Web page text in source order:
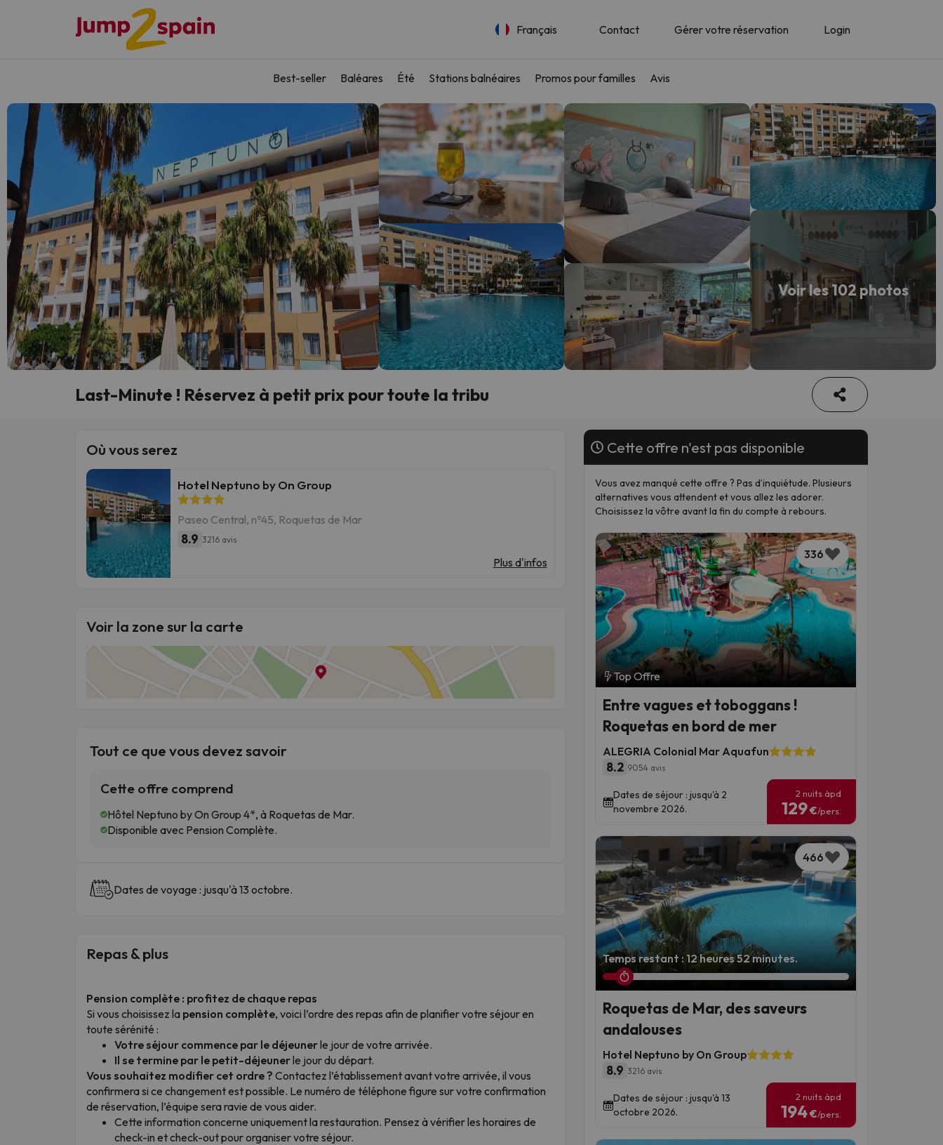
Français Contact Gérer votre réservation Login
Best-seller Baléares Été Stations balnéaires Promos pour familles Avis
Voir les 102 photos
Last-Minute ! Réservez à petit prix pour toute la tribu
Où vous serez
Hotel Neptuno by On Group
Paseo Central, nº45, Roquetas de Mar
8.9 3216 avis
Plus d'infos
Voir la zone sur la carte
Tout ce que vous devez savoir
Cette offre comprend
Hôtel Neptuno by On Group 4*, à Roquetas de Mar.
Disponible avec Pension Complète.
Dates de voyage : jusqu'à 13 octobre.
Repas & plus
Pension complète : profitez de chaque repas
Si vous choisissez la pension complète, voici l’ordre des repas afin de planifier votre séjour en
toute sérénité :
Votre séjour commence par le déjeunerle jour de votre arrivée.
Il se termine par le petit-déjeunerle jour du départ.
Vous souhaitez modifier cet ordre ? Contactez l’établissement avant votre arrivée, il vous
confirmera si ce changement est possible. Le numéro de téléphone figure sur votre confirmation
de réservation, l’équipe sera ravie de vous aider.
Cette information concerne uniquement la restauration. Pensez à vérifier les horaires de
check-in et check-out pour organiser votre séjour.
Cette offre n'est pas disponible
Vous avez manqué cette offre ? Pas d’inquiétude. Plusieurs
alternatives vous attendent et vous allez les adorer.
Choisissez la vôtre avant la fin du compte à rebours.
336
Top Offre
Entre vagues et toboggans !
Roquetas en bord de mer
ALEGRIA Colonial Mar Aquafun
8.2 9054 avis
Dates de séjour : jusqu'à 2
novembre 2026.
2 nuits àpd
129€/pers.
466
Temps restant : 12 heures 52 minutes.
Roquetas de Mar, des saveurs
andalouses
Hotel Neptuno by On Group
8.9 3216 avis
Dates de séjour : jusqu'à 13
octobre 2026.
2 nuits àpd
194€/pers.